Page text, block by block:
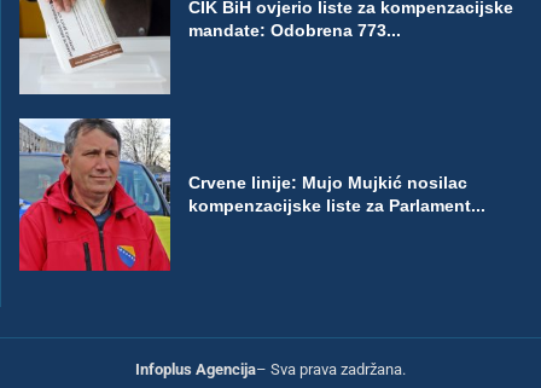
CIK BiH ovjerio liste za kompenzacijske
mandate: Odobrena 773...
Crvene linije: Mujo Mujkić nosilac
kompenzacijske liste za Parlament...
Infoplus Agencija– Sva prava zadržana.